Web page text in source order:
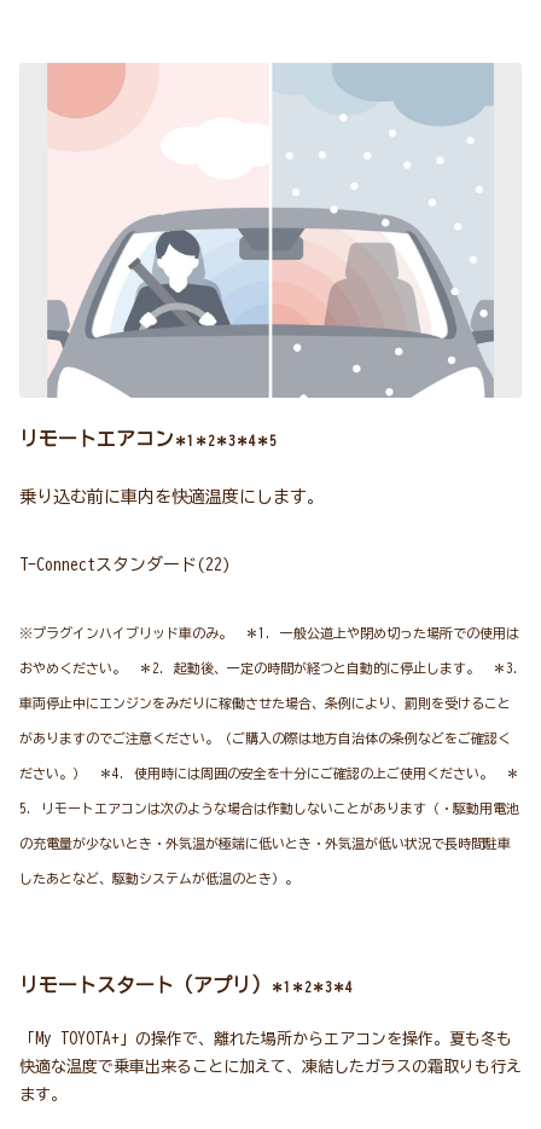
リモートエアコン ＊1＊2＊3＊4＊5
乗り込む前に車内を快適温度にします。
T-Connectスタンダード(22)
※プラグインハイブリッド車のみ。 ＊1. 一般公道上や閉め切った場所での使用は
おやめください。 ＊2. 起動後、一定の時間が経つと自動的に停止します。 ＊3.
車両停止中にエンジンをみだりに稼働させた場合、条例により、罰則を受けること
がありますのでご注意ください。（ご購入の際は地方自治体の条例などをご確認く
ださい。） ＊4. 使用時には周囲の安全を十分にご確認の上ご使用ください。 ＊
5. リモートエアコンは次のような場合は作動しないことがあります（・駆動用電池
の充電量が少ないとき・外気温が極端に低いとき・外気温が低い状況で長時間駐車
したあとなど、駆動システムが低温のとき）。
リモートスタート（アプリ） ＊1＊2＊3＊4
「My TOYOTA+」の操作で、離れた場所からエアコンを操作。夏も冬も
快適な温度で乗車出来ることに加えて、凍結したガラスの霜取りも行え
ます。